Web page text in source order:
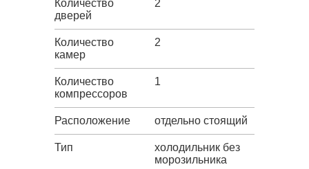
Количество
дверей
2
Количество
камер
2
Количество
компрессоров
1
Расположение отдельно стоящий
Тип
холодильник без
морозильника